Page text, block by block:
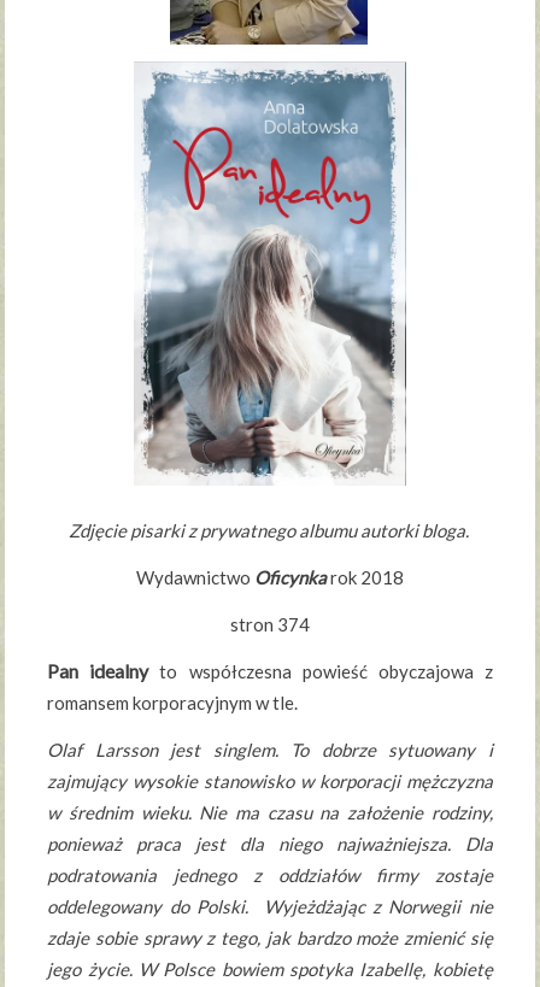
Zdjęcie pisarki z prywatnego albumu autorki bloga.
Wydawnictwo Oficynkarok 2018
stron 374
Pan idealnyto współczesna powieść obyczajowa z
romansem korporacyjnym w tle.
Olaf Larsson jest singlem. To dobrze sytuowany i
zajmujący wysokie stanowisko w korporacji mężczyzna
w średnim wieku. Nie ma czasu na założenie rodziny,
ponieważ praca jest dla niego najważniejsza. Dla
podratowania jednego z oddziałów firmy zostaje
oddelegowany do Polski. Wyjeżdżając z Norwegii nie
zdaje sobie sprawy z tego, jak bardzo może zmienić się
jego życie. W Polsce bowiem spotyka Izabellę, kobietę